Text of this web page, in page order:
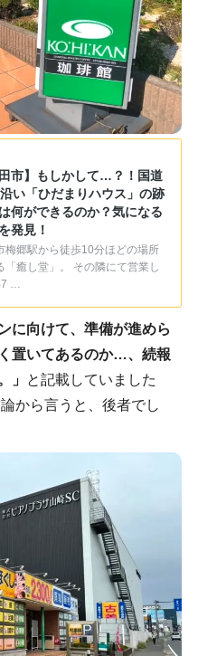
田市】もしかして…？！国道
い「ひだまりハウス」の跡
何ができるのか？気になる
発見！
梅郷駅から徒歩10分ほどの場所
「癒し堂」。 その隣にて営業し
7 …
に向けて、準備が進めら
置いてあるのか…、続報
」
と記載していました
から言うと、後者でし